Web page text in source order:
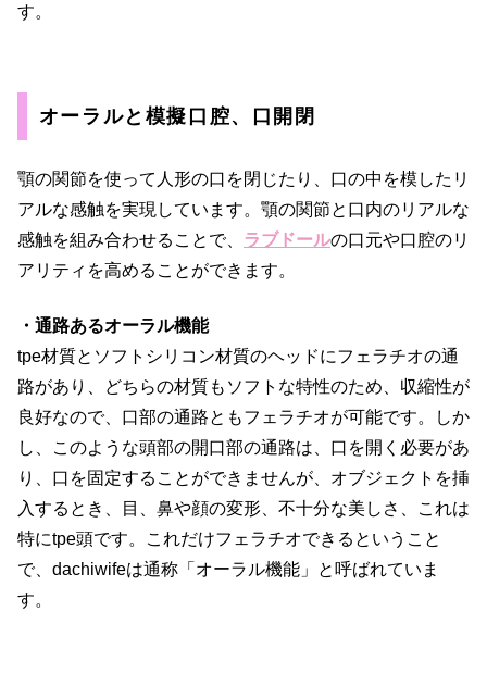
す。
オーラルと模擬口腔、口開閉
顎の関節を使って人形の口を閉じたり、口の中を模したリ
アルな感触を実現しています。顎の関節と口内のリアルな
感触を組み合わせることで、 ラブドールの口元や口腔のリ
アリティを高めることができます。
・通路あるオーラル機能
tpe材質とソフトシリコン材質のヘッドにフェラチオの通
路があり、どちらの材質もソフトな特性のため、収縮性が
良好なので、口部の通路ともフェラチオが可能です。しか
し、このような頭部の開口部の通路は、口を開く必要があ
り、口を固定することができませんが、オブジェクトを挿
入するとき、目、鼻や顔の変形、不十分な美しさ、これは
特にtpe頭です。これだけフェラチオできるということ
で、dachiwifeは通称「オーラル機能」と呼ばれていま
す。